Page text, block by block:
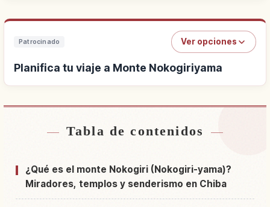
Patrocinado Ver opciones
Planifica tu viaje a Monte Nokogiriyama
Buscar alojamiento cerca de Monte
Buscar experiencias en Monte Nokogiriyama
Tabla de contenidos
¿Qué es el monte Nokogiri (Nokogiri-yama)?
Miradores, templos y senderismo en Chiba